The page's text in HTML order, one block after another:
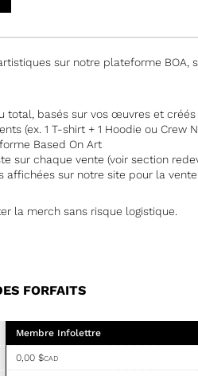
sur notre plateforme BOA,
total, basés sur vos œuvres et
(ex. 1 T-shirt + 1 Hoodie ou Crew
Based On Art
sur chaque vente (voir section
affichées sur notre site pour la vente
la merch sans risque logistique.
FORFAITS
Membre Infolettre
0,00 $CAD